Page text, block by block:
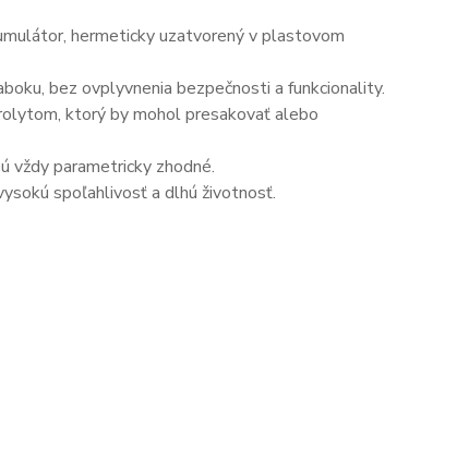
hermeticky uzatvorený v plastovom
bez ovplyvnenia bezpečnosti a funkcionality.
ktorý by mohol presakovať alebo
vždy parametricky zhodné.
spoľahlivosť a dlhú životnosť.